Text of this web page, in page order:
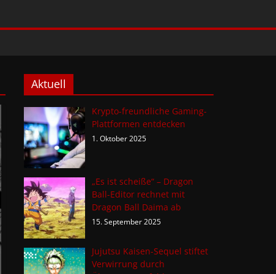
Aktuell
Krypto-freundliche Gaming-
Plattformen entdecken
1. Oktober 2025
„Es ist scheiße“ – Dragon
Ball-Editor rechnet mit
Dragon Ball Daima ab
15. September 2025
Jujutsu Kaisen-Sequel stiftet
Verwirrung durch